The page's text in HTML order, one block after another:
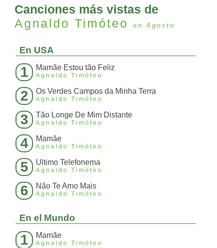
Canciones más vistas de
Agnaldo Timóteo
en Agosto
En USA
1 Mamãe Estou tão Feliz
Agnaldo Timóteo
2 Os Verdes Campos da Minha Terra
Agnaldo Timóteo
3 Tão Longe De Mim Distante
Agnaldo Timóteo
4 Mamãe
Agnaldo Timóteo
5 Ultimo Telefonema
Agnaldo Timóteo
6 Não Te Amo Mais
Agnaldo Timóteo
En el Mundo
1 Mamãe
Agnaldo Timóteo